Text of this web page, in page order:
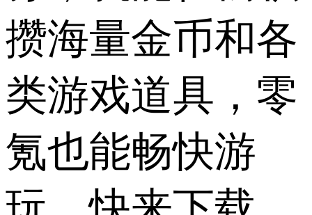
攒海量金币和各
类游戏道具，零
氪也能畅快游